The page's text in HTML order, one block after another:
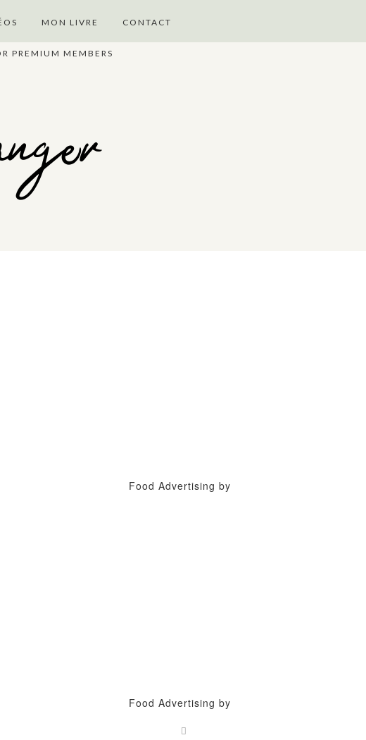
MON LIVRE CONTACT
PREMIUM MEMBERS
Food Advertising by
Food Advertising by